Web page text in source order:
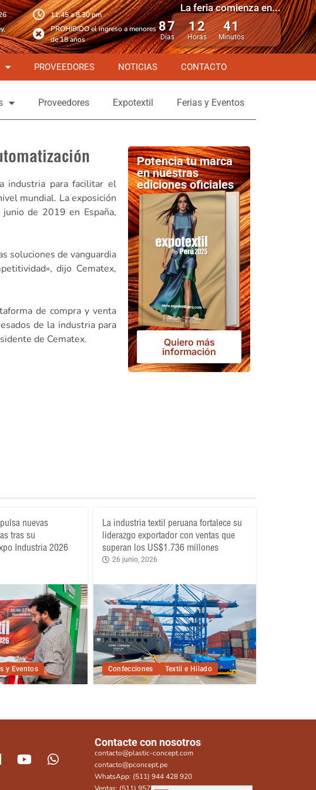
11.45 a 8.30 pm
PROHIBIDO el ingreso a menores
de 18 años
La feria comienza en...
87
Días
12
Horas
41
Minutos
PROVEEDORES NOTICIAS CONTACTO
Proveedores Expotextil Ferias y Eventos
industria para facilitar el
mundial. La exposición
de 2019 en España,
soluciones de vanguardia
dijo Cematex,
de compra y venta
de la industria para
de Cematex.
Potencia tu marca
en nuestras
ediciones oficiales
Quiero más
información
y Eventos
nuevas
tras su
Industria 2026
Confecciones Textil e Hilado
La industria textil peruana fortalece su
liderazgo exportador con ventas que
superan los US$1.736 millones
26 junio, 2026
Contacte con nosotros
contacto@plastic-concept.com
contacto@pconcept.pe
WhatsApp: (511) 944 428 920